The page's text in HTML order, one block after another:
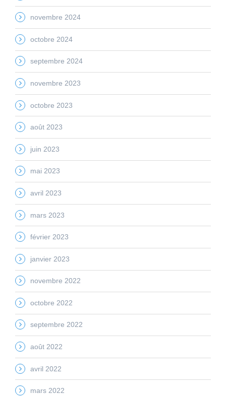
novembre 2024
octobre 2024
septembre 2024
novembre 2023
octobre 2023
août 2023
juin 2023
mai 2023
avril 2023
mars 2023
février 2023
janvier 2023
novembre 2022
octobre 2022
septembre 2022
août 2022
avril 2022
mars 2022